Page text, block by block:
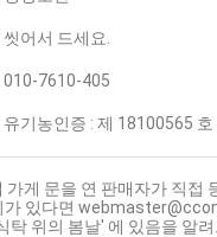
씻어서 드세요.
010-7610-405
유기농인증 : 제 18100565 호
게 문을 연 판매자가 직접
가 있다면
탁 위의 봄날' 에 있음을 알